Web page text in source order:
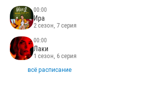
00:00
Ира
2 сезон, 7 серия
00:00
Лаки
1 сезон, 6 серия
всё расписание